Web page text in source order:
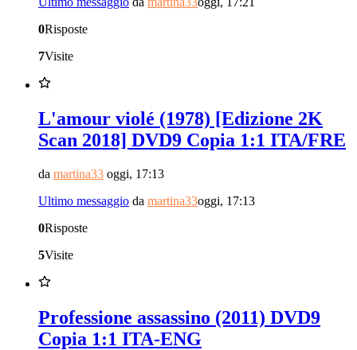
0Risposte
7Visite
L'amour violé (1978) [Edizione 2K
Scan 2018] DVD9 Copia 1:1 ITA/FRE
da martina33 oggi, 17:13
Ultimo messaggio da martina33oggi, 17:13
0Risposte
5Visite
Professione assassino (2011) DVD9
Copia 1:1 ITA-ENG